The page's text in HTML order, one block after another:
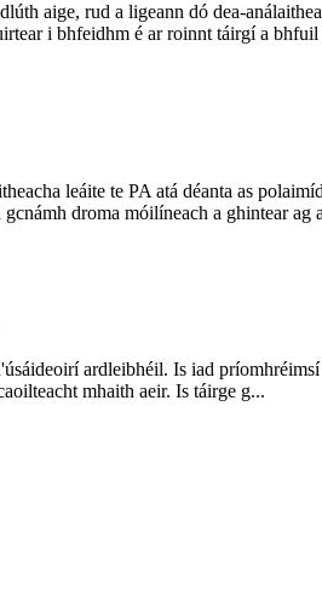
aige, rud a ligeann dó dea-
i bhfeidhm é ar roinnt táirgí a
leáite te PA atá déanta as
droma móilíneach a ghintear
ardleibhéil. Is iad
mhaith aeir. Is táirge g...